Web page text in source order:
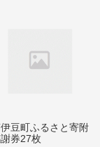
豆町ふるさと寄附
券27枚